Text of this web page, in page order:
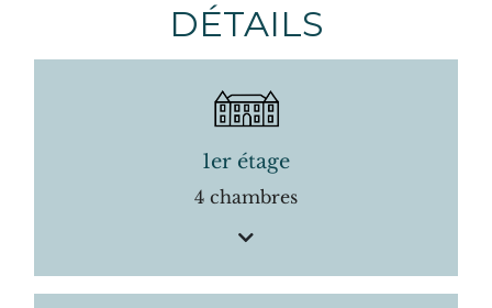
DÉTAILS
1er étage
4 chambres